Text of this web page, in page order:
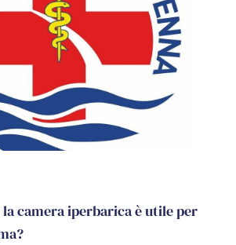
la camera iperbarica è utile per